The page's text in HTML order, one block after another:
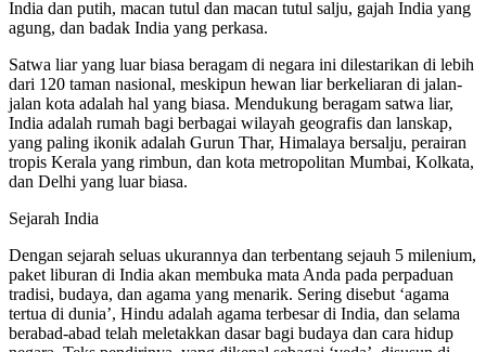
India dan putih, macan tutul dan macan tutul salju, gajah India yang
agung, dan badak India yang perkasa.
Satwa liar yang luar biasa beragam di negara ini dilestarikan di lebih
dari 120 taman nasional, meskipun hewan liar berkeliaran di jalan-
jalan kota adalah hal yang biasa. Mendukung beragam satwa liar,
India adalah rumah bagi berbagai wilayah geografis dan lanskap,
yang paling ikonik adalah Gurun Thar, Himalaya bersalju, perairan
tropis Kerala yang rimbun, dan kota metropolitan Mumbai, Kolkata,
dan Delhi yang luar biasa.
Sejarah India
Dengan sejarah seluas ukurannya dan terbentang sejauh 5 milenium,
paket liburan di India akan membuka mata Anda pada perpaduan
tradisi, budaya, dan agama yang menarik. Sering disebut ‘agama
tertua di dunia’, Hindu adalah agama terbesar di India, dan selama
berabad-abad telah meletakkan dasar bagi budaya dan cara hidup